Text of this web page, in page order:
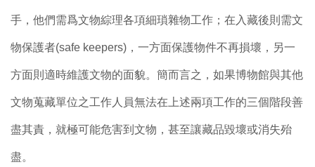
手，他們需爲文物綜理各項細瑣雜物工作；在入藏後則需文
物保護者(safe keepers)，一方面保護物件不再損壞，另一
方面則適時維護文物的面貌。簡而言之，如果博物館與其他
文物蒐藏單位之工作人員無法在上述兩項工作的三個階段善
盡其責，就極可能危害到文物，甚至讓藏品毀壞或消失殆
盡。